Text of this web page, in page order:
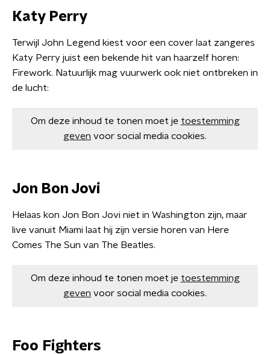
Katy Perry
Terwijl John Legend kiest voor een cover laat zangeres
Katy Perry juist een bekende hit van haarzelf horen:
Firework. Natuurlijk mag vuurwerk ook niet ontbreken in
de lucht:
Om deze inhoud te tonen moet je toestemming
geven voor social media cookies.
Jon Bon Jovi
Helaas kon Jon Bon Jovi niet in Washington zijn, maar
live vanuit Miami laat hij zijn versie horen van Here
Comes The Sun van The Beatles.
Om deze inhoud te tonen moet je toestemming
geven voor social media cookies.
Foo Fighters